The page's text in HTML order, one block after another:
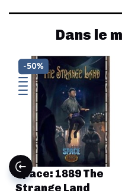
Dans le
Space: 1889 The
Strange Land
-50%